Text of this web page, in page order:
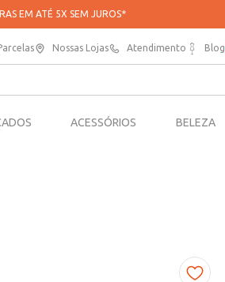
EM ATÉ 5X SEM JUROS*
Nossas Lojas Atendimento Blog
ACESSÓRIOS BELEZA